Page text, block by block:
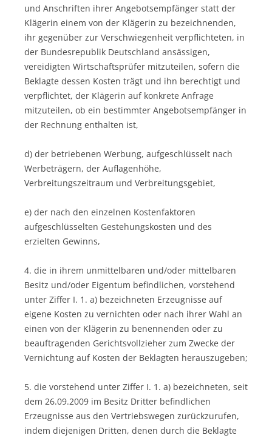
und Anschriften ihrer Angebotsempfänger statt der
Klägerin einem von der Klägerin zu bezeichnenden,
ihr gegenüber zur Verschwiegenheit verpflichteten, in
der Bundesrepublik Deutschland ansässigen,
vereidigten Wirtschaftsprüfer mitzuteilen, sofern die
Beklagte dessen Kosten trägt und ihn berechtigt und
verpflichtet, der Klägerin auf konkrete Anfrage
mitzuteilen, ob ein bestimmter Angebotsempfänger in
der Rechnung enthalten ist,
d) der betriebenen Werbung, aufgeschlüsselt nach
Werbeträgern, der Auflagenhöhe,
Verbreitungszeitraum und Verbreitungsgebiet,
e) der nach den einzelnen Kostenfaktoren
aufgeschlüsselten Gestehungskosten und des
erzielten Gewinns,
4. die in ihrem unmittelbaren und/oder mittelbaren
Besitz und/oder Eigentum befindlichen, vorstehend
unter Ziffer I. 1. a) bezeichneten Erzeugnisse auf
eigene Kosten zu vernichten oder nach ihrer Wahl an
einen von der Klägerin zu benennenden oder zu
beauftragenden Gerichtsvollzieher zum Zwecke der
Vernichtung auf Kosten der Beklagten herauszugeben;
5. die vorstehend unter Ziffer I. 1. a) bezeichneten, seit
dem 26.09.2009 im Besitz Dritter befindlichen
Erzeugnisse aus den Vertriebswegen zurückzurufen,
indem diejenigen Dritten, denen durch die Beklagte